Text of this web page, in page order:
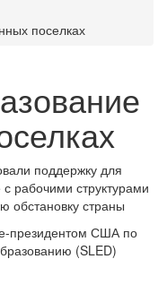
поселках
поддержку для
рабочими структурами
обстановку страны
президентом США по
(SLED)